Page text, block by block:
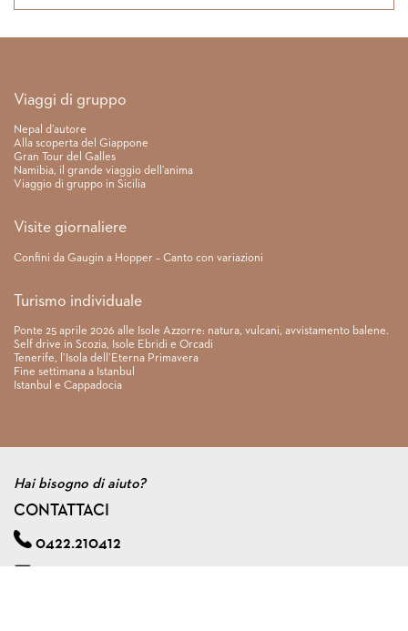
Link rapidi
Viaggi di gruppo
Nepal d’autore
Alla scoperta del Giappone
Gran Tour del Galles
Namibia, il grande viaggio dell’anima
Viaggio di gruppo in Sicilia
Visite giornaliere
Confini da Gaugin a Hopper – Canto con variazioni
Turismo individuale
Ponte 25 aprile 2026 alle Isole Azzorre: natura, vulcani, avvistamento balene.
Self drive in Scozia, Isole Ebridi e Orcadi
Tenerife, l’Isola dell’Eterna Primavera
Fine settimana a Istanbul
Istanbul e Cappadocia
Hai bisogno di aiuto?
CONTATTACI
0422.210412